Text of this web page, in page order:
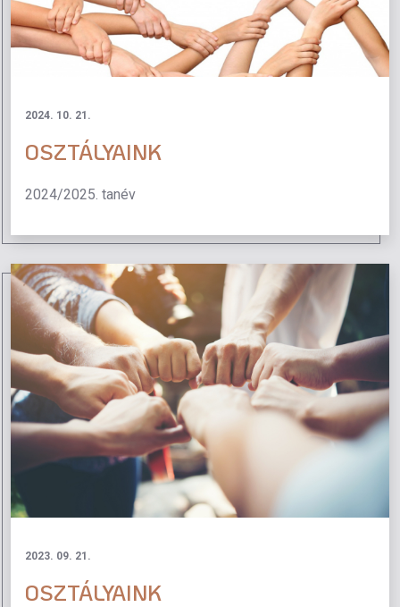
2024. 10. 21.
OSZTÁLYAINK
2024/2025. tanév
2023. 09. 21.
OSZTÁLYAINK